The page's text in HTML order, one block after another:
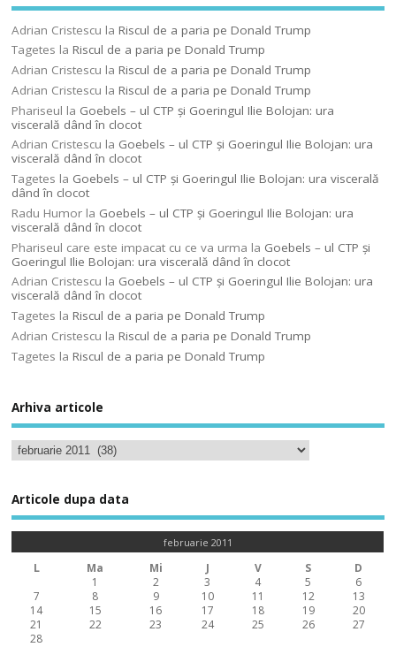
Adrian Cristescu laRiscul de a paria pe Donald Trump
Tagetes laRiscul de a paria pe Donald Trump
Adrian Cristescu laRiscul de a paria pe Donald Trump
Adrian Cristescu laRiscul de a paria pe Donald Trump
Phariseul la Goebels – ul CTP şi Goeringul Ilie Bolojan: ura
viscerală dând în clocot
Adrian Cristescu la Goebels – ul CTP şi Goeringul Ilie Bolojan: ura
viscerală dând în clocot
Tagetes la Goebels – ul CTP şi Goeringul Ilie Bolojan: ura viscerală
dând în clocot
Radu Humor la Goebels – ul CTP şi Goeringul Ilie Bolojan: ura
viscerală dând în clocot
Phariseul care este impacat cu ce va urma la Goebels – ul CTP şi
Goeringul Ilie Bolojan: ura viscerală dând în clocot
Adrian Cristescu la Goebels – ul CTP şi Goeringul Ilie Bolojan: ura
viscerală dând în clocot
Tagetes laRiscul de a paria pe Donald Trump
Adrian Cristescu laRiscul de a paria pe Donald Trump
Tagetes laRiscul de a paria pe Donald Trump
Arhiva articole
Articole dupa data
februarie 2011
L Ma Mi J V S
D
1
2 3 4 5
6
7
8 9 10 11 12
13
14
15 16 17 18 19
20
21
22 23 24 25 26
27
28